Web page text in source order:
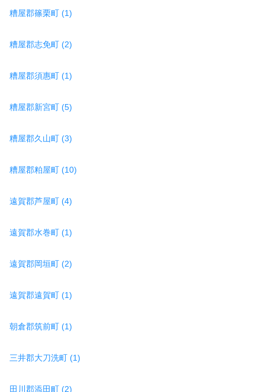
糟屋郡篠栗町 (1)
糟屋郡志免町 (2)
糟屋郡須惠町 (1)
糟屋郡新宮町 (5)
糟屋郡久山町 (3)
糟屋郡粕屋町 (10)
遠賀郡芦屋町 (4)
遠賀郡水巻町 (1)
遠賀郡岡垣町 (2)
遠賀郡遠賀町 (1)
朝倉郡筑前町 (1)
三井郡大刀洗町 (1)
田川郡添田町 (2)